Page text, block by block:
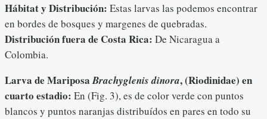
Hábitat y Distribución: Estas larvas las podemos encontrar
en bordes de bosques y margenes de quebradas.
Distribución fuera de Costa Rica: De Nicaragua a
Colombia.
Larva de MariposaBrachyglenis dinora, (Riodinidae) en
cuarto estadio: En (Fig. 3), es de color verde con puntos
blancos y puntos naranjas distribuídos en pares en todo su